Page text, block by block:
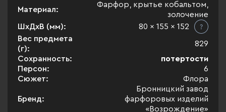
Материал:
Фарфор, крытье кобальтом,
золочение
ШхДхВ (мм):
80 x 155 x 152
Вес предмета
(г):
829
Сохранность:
потертости
Персон:
6
Сюжет:
Флора
Бренд:
Бронницкий завод
фарфоровых изделий
«Возрождение»